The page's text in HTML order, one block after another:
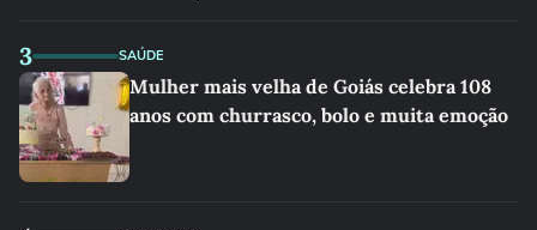
3 SAÚDE
Mulher mais velha de Goiás celebra 108
anos com churrasco, bolo e muita emoção